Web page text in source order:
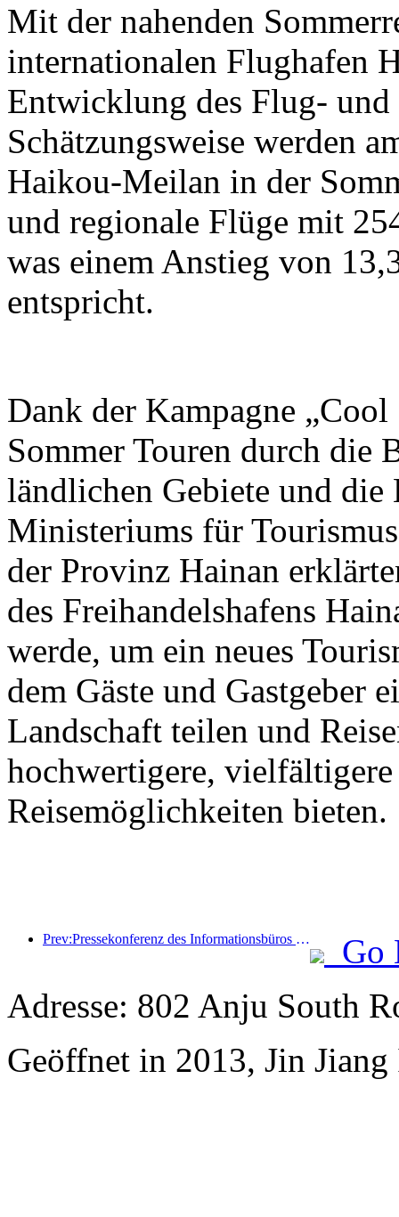
Mit der nahenden
internationalen Flughafen
Entwicklung des Flug- und
Schätzungsweise werden
Haikou-Meilan in der
und regionale Flüge mit
was einem Anstieg von
entspricht.
Dank der Kampagne
Sommer Touren durch die
ländlichen Gebiete und die
Ministeriums für
der Provinz Hainan
des Freihandelshafens
werde, um ein neues
dem Gäste und Gastgeber
Landschaft teilen und
hochwertigere,
Reisemöglichkeiten bieten.
Prev:Pressekonferenz des Informationsbüros des Staatsrats: Die grenzüberschreitenden Reiseeinnahmen meines Landes stiegen im ersten Halbjahr dieses Jahres um 42 %
Go
Adresse: 802 Anju South
Geöffnet in 2013, Jin